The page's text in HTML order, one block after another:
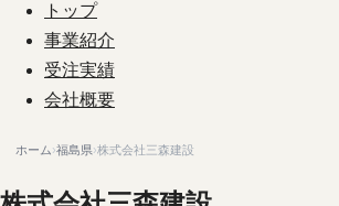
トップ
事業紹介
受注実績
会社概要
ホーム›福島県›株式会社三森建設